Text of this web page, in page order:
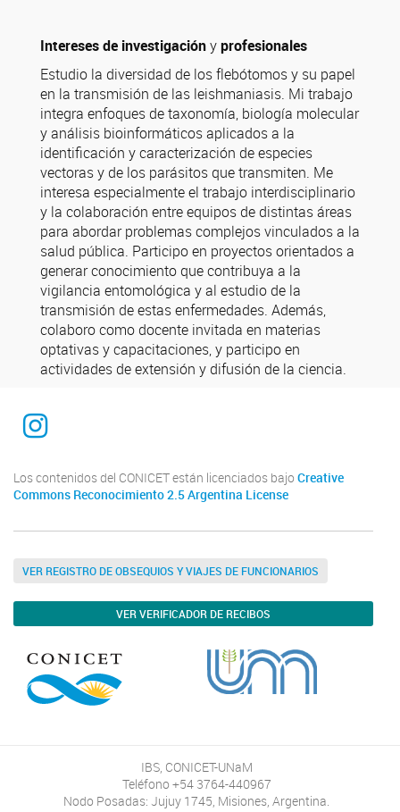
Intereses de investigaciónyprofesionales
Estudio la diversidad de los flebótomos y su papel
en la transmisión de las leishmaniasis. Mi trabajo
integra enfoques de taxonomía, biología molecular
y análisis bioinformáticos aplicados a la
identificación y caracterización de especies
vectoras y de los parásitos que transmiten. Me
interesa especialmente el trabajo interdisciplinario
y la colaboración entre equipos de distintas áreas
para abordar problemas complejos vinculados a la
salud pública. Participo en proyectos orientados a
generar conocimiento que contribuya a la
vigilancia entomológica y al estudio de la
transmisión de estas enfermedades. Además,
colaboro como docente invitada en materias
optativas y capacitaciones, y participo en
actividades de extensión y difusión de la ciencia.
Instagram
Los contenidos del CONICET están licenciados bajo Creative
Commons Reconocimiento 2.5 Argentina License
VER REGISTRO DE OBSEQUIOS Y VIAJES DE FUNCIONARIOS
VER VERIFICADOR DE RECIBOS
IBS, CONICET-UNaM
Teléfono +54 3764-440967
Nodo Posadas: Jujuy 1745, Misiones, Argentina.